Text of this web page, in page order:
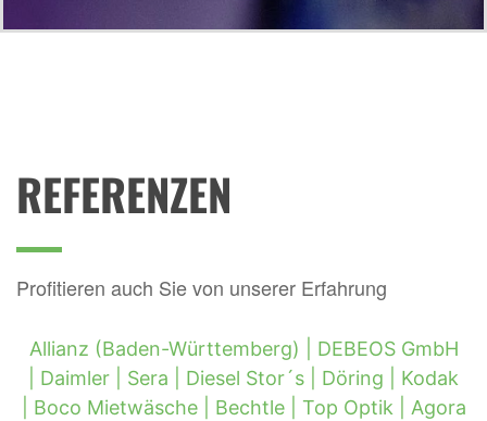
REFERENZEN
Profitieren auch Sie von unserer Erfahrung
Allianz (Baden-Württemberg) | DEBEOS GmbH
Daimler | Sera | Diesel Stor´s | Döring | Kodak
Boco Mietwäsche | Bechtle | Top Optik | Agora